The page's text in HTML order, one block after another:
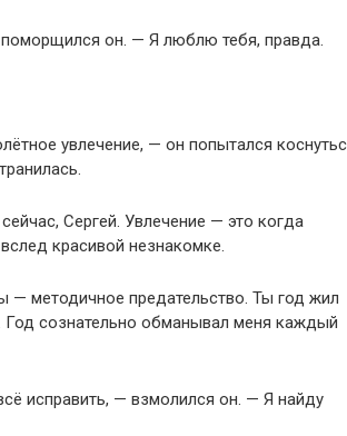
он. — Я люблю тебя, правда.
увлечение, — он попытался
Сергей. Увлечение — это когда
красивой незнакомке.
— методичное предательство. Ты год жил
сознательно обманывал меня каждый
исправить, — взмолился он. — Я найду